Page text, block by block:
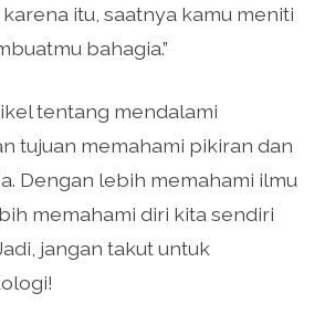
itu, saatnya kamu meniti
bahagia.”
tentang mendalami
tujuan memahami pikiran dan
Dengan lebih memahami ilmu
memahami diri kita sendiri
jangan takut untuk